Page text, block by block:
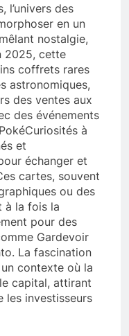
l’univers des
en un
nostalgie,
2025, cette
coffrets rares
astronomiques,
des ventes aux
des événements
à
et
échanger et
cartes, souvent
ou des
à la fois la
pour des
Gardevoir
La fascination
contexte où la
capital, attirant
les investisseurs